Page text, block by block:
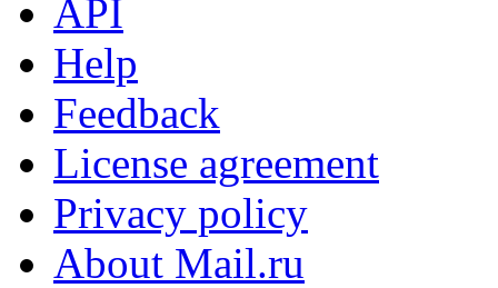
API
Help
Feedback
License agreement
Privacy policy
About Mail.ru